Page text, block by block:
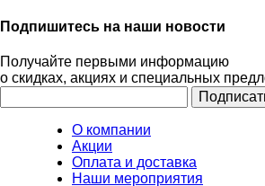
Подпишитесь на наши новости
Получайте первыми информацию
о скидках, акциях и специальных
О компании
Акции
Оплата и доставка
Наши мероприятия